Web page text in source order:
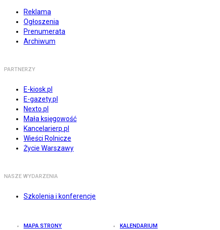
Reklama
Ogłoszenia
Prenumerata
Archiwum
PARTNERZY
E-kiosk.pl
E-gazety.pl
Nexto.pl
Mała księgowość
Kancelarierp.pl
Wieści Rolnicze
Życie Warszawy
NASZE WYDARZENIA
Szkolenia i konferencje
MAPA STRONY KALENDARIUM